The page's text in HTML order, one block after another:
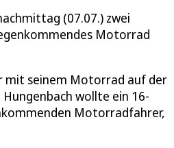
(07.07.) zwei
Motorrad
mit seinem Motorrad auf der
wollte ein 16-
Motorradfahrer,